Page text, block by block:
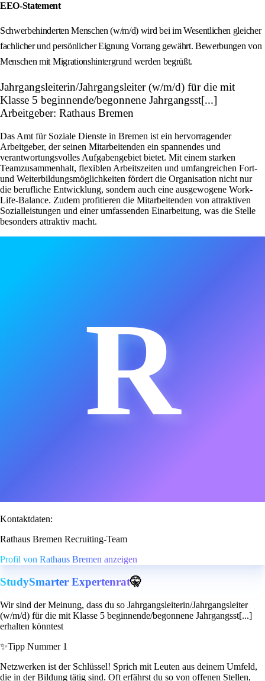
EEO‑Statement
Schwerbehinderten Menschen (w/m/d) wird bei im Wesentlichen gleicher
fachlicher und persönlicher Eignung Vorrang gewährt. Bewerbungen von
Menschen mit Migrationshintergrund werden begrüßt.
Jahrgangsleiterin/Jahrgangsleiter (w/m/d) für die mit
Klasse 5 beginnende/begonnene Jahrgangsst[...]
Arbeitgeber: Rathaus Bremen
Das Amt für Soziale Dienste in Bremen ist ein hervorragender
Arbeitgeber, der seinen Mitarbeitenden ein spannendes und
verantwortungsvolles Aufgabengebiet bietet. Mit einem starken
Teamzusammenhalt, flexiblen Arbeitszeiten und umfangreichen Fort-
und Weiterbildungsmöglichkeiten fördert die Organisation nicht nur
die berufliche Entwicklung, sondern auch eine ausgewogene Work-
Life-Balance. Zudem profitieren die Mitarbeitenden von attraktiven
Sozialleistungen und einer umfassenden Einarbeitung, was die Stelle
besonders attraktiv macht.
R
Kontaktdaten:
Rathaus Bremen Recruiting-Team
Profil von Rathaus Bremen anzeigen
StudySmarter Expertenrat🤫
Wir sind der Meinung, dass du so Jahrgangsleiterin/Jahrgangsleiter
(w/m/d) für die mit Klasse 5 beginnende/begonnene Jahrgangsst[...]
erhalten könntest
✨Tipp Nummer 1
Netzwerken ist der Schlüssel! Sprich mit Leuten aus deinem Umfeld,
die in der Bildung tätig sind. Oft erfährst du so von offenen Stellen,